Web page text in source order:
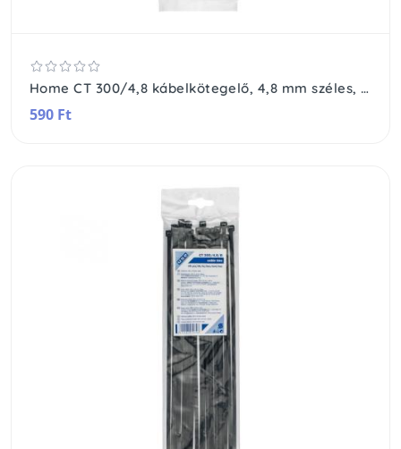
Home CT 300/4,8 kábelkötegelő, 4,8 mm széles, 300 mm hosszú, 25 db, átlátszó
590 Ft